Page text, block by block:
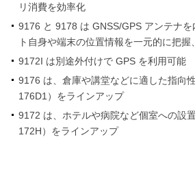
リ消費を効率化
9176 と 9178 は GNSS/GPS アンテナ
ト自身や端末の位置情報を一元的に把握
9172I は別途外付けで GPS を利用可能
9176 は、倉庫や講堂などに適した指向
176D1）をラインアップ
9172 は、ホテルや病院など個室への設
172H）をラインアップ